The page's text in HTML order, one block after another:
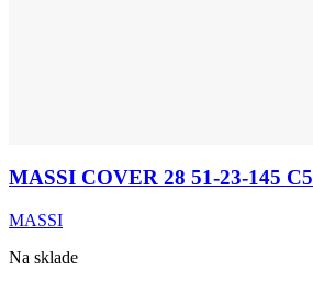
MASSI COVER 28 51-23-145 C5
MASSI
Na sklade